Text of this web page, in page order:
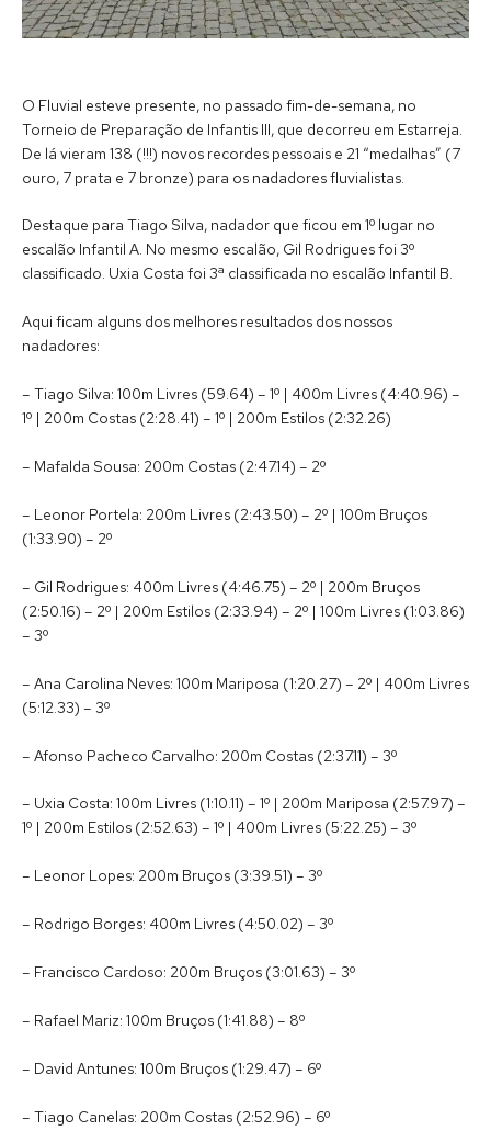
O Fluvial esteve presente, no passado fim-de-semana, no
Torneio de Preparação de Infantis III, que decorreu em Estarreja.
De lá vieram 138 (!!!) novos recordes pessoais e 21 “medalhas” (7
ouro, 7 prata e 7 bronze) para os nadadores fluvialistas.
Destaque para Tiago Silva, nadador que ficou em 1º lugar no
escalão Infantil A. No mesmo escalão, Gil Rodrigues foi 3º
classificado. Uxia Costa foi 3ª classificada no escalão Infantil B.
Aqui ficam alguns dos melhores resultados dos nossos
nadadores:
– Tiago Silva: 100m Livres (59.64) – 1º | 400m Livres (4:40.96) –
1º | 200m Costas (2:28.41) – 1º | 200m Estilos (2:32.26)
– Mafalda Sousa: 200m Costas (2:47.14) – 2º
– Leonor Portela: 200m Livres (2:43.50) – 2º | 100m Bruços
(1:33.90) – 2º
– Gil Rodrigues: 400m Livres (4:46.75) – 2º | 200m Bruços
(2:50.16) – 2º | 200m Estilos (2:33.94) – 2º | 100m Livres (1:03.86)
– 3º
– Ana Carolina Neves: 100m Mariposa (1:20.27) – 2º | 400m Livres
(5:12.33) – 3º
– Afonso Pacheco Carvalho: 200m Costas (2:37.11) – 3º
– Uxia Costa: 100m Livres (1:10.11) – 1º | 200m Mariposa (2:57.97) –
1º | 200m Estilos (2:52.63) – 1º | 400m Livres (5:22.25) – 3º
– Leonor Lopes: 200m Bruços (3:39.51) – 3º
– Rodrigo Borges: 400m Livres (4:50.02) – 3º
– Francisco Cardoso: 200m Bruços (3:01.63) – 3º
– Rafael Mariz: 100m Bruços (1:41.88) – 8º
– David Antunes: 100m Bruços (1:29.47) – 6º
– Tiago Canelas: 200m Costas (2:52.96) – 6º